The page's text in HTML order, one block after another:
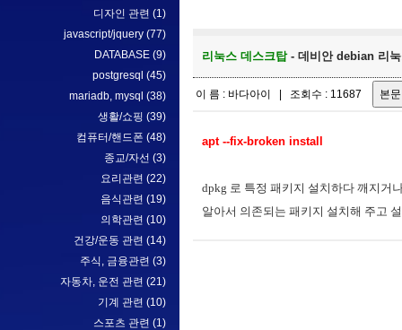
디자인 관련 (1)
javascript/jquery (77)
DATABASE (9)
postgresql (45)
mariadb, mysql (38)
생활/쇼핑 (39)
컴퓨터/핸드폰 (48)
종교/자선 (3)
요리관련 (22)
음식관련 (19)
의학관련 (10)
건강/운동 관련 (14)
주식, 금융관련 (3)
자동차, 운전 관련 (21)
기계 관련 (10)
스포츠 관련 (1)
리눅스 데스크탑- 데비안 debian 리눅
이 름 : 바다아이 | 조회수 : 11687
apt --fix-broken install
dpkg 로 특정 패키지 설치하다 깨지거
알아서 의존되는 패키지 설치해 주고